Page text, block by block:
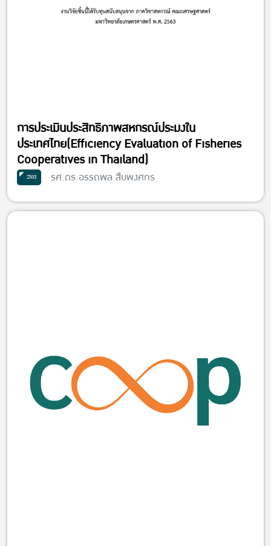
การประเมินประสิทธิภาพสหกรณ์ประมงใน
ประเทศไทย(Efficiency Evaluation of Fisheries
Cooperatives in Thailand)
2563 รศ.ดร.อรรถพล สืบพงศกร